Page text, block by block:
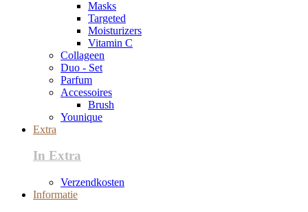
Masks
Targeted
Moisturizers
Vitamin C
Collageen
Duo - Set
Parfum
Accessoires
Brush
Younique
Extra
In Extra
Verzendkosten
Informatie